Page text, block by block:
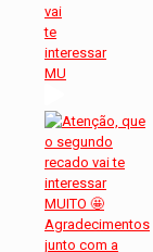
vai
te
interessar
MU